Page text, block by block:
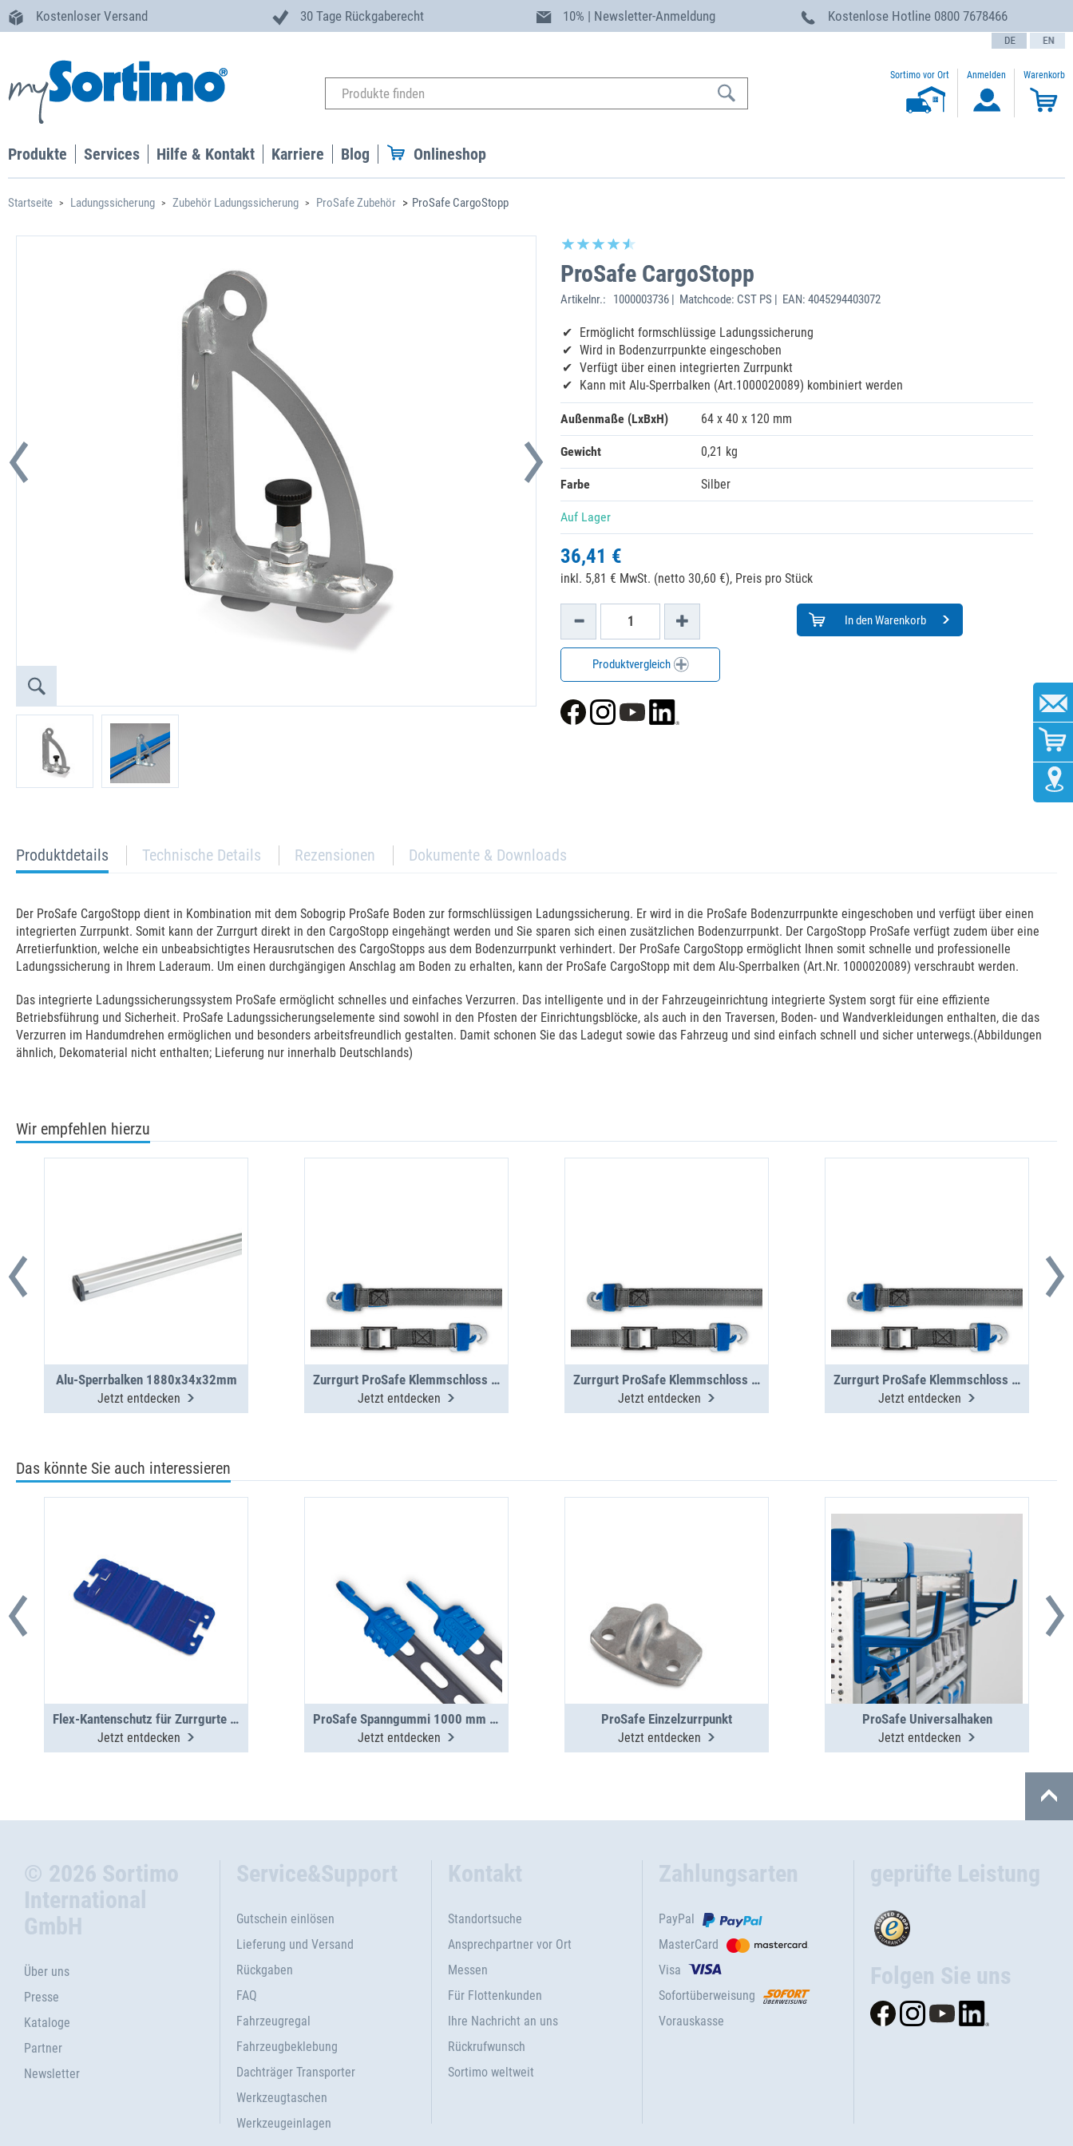
Kostenloser Versand 30 Tage Rückgaberecht 10% | Newsletter-Anmeldung Kostenlose Hotline 0800 7678466
text.language
Sortimo vor Ort Anmelden Warenkorb
Produkte Services Hilfe & Kontakt Karriere Blog Onlineshop
Startseite Ladungssicherung Zubehör Ladungssicherung ProSafe Zubehör ProSafe CargoStopp
ProSafe CargoStopp
Artikelnr.: 1000003736 | Matchcode: CST PS | EAN: 4045294403072
Ermöglicht formschlüssige Ladungssicherung
Wird in Bodenzurrpunkte eingeschoben
Verfügt über einen integrierten Zurrpunkt
Kann mit Alu-Sperrbalken (Art.1000020089) kombiniert werden
Außenmaße (LxBxH) 64 x 40 x 120 mm
Gewicht 0,21 kg
Farbe Silber
Auf Lager
36,41 €
inkl. 5,81 € MwSt. (netto 30,60 €), Preis pro Stück
In den Warenkorb
Produktvergleich
current
tab:
Produktdetails Technische Details Rezensionen Dokumente & Downloads
Der ProSafe CargoStopp dient in Kombination mit dem Sobogrip ProSafe Boden zur formschlüssigen Ladungssicherung. Er wird in die ProSafe Bodenzurrpunkte eingeschoben und verfügt über einen
integrierten Zurrpunkt. Somit kann der Zurrgurt direkt in den CargoStopp eingehängt werden und Sie sparen sich einen zusätzlichen Bodenzurrpunkt. Der CargoStopp ProSafe verfügt zudem über eine
Arretierfunktion, welche ein unbeabsichtigtes Herausrutschen des CargoStopps aus dem Bodenzurrpunkt verhindert. Der ProSafe CargoStopp ermöglicht Ihnen somit schnelle und professionelle
Ladungssicherung in Ihrem Laderaum. Um einen durchgängigen Anschlag am Boden zu erhalten, kann der ProSafe CargoStopp mit dem Alu-Sperrbalken (Art.Nr. 1000020089) verschraubt werden.
Das integrierte Ladungssicherungssystem ProSafe ermöglicht schnelles und einfaches Verzurren. Das intelligente und in der Fahrzeugeinrichtung integrierte System sorgt für eine effiziente
Betriebsführung und Sicherheit. ProSafe Ladungssicherungselemente sind sowohl in den Pfosten der Einrichtungsblöcke, als auch in den Traversen, Boden- und Wandverkleidungen enthalten, die das
Verzurren im Handumdrehen ermöglichen und besonders arbeitsfreundlich gestalten. Damit schonen Sie das Ladegut sowie das Fahrzeug und sind einfach schnell und sicher unterwegs.(Abbildungen
ähnlich, Dekomaterial nicht enthalten; Lieferung nur innerhalb Deutschlands)
Wir empfehlen hierzu
Alu-Sperrbalken 1880x34x32mm
Jetzt entdecken
Zurrgurt ProSafe Klemmschloss 3m, 250daN
Jetzt entdecken
Zurrgurt ProSafe Klemmschloss 6m, 250daN
Jetzt entdecken
Zurrgurt ProSafe Klemmschloss 1,4m, 250daN
Jetzt entdecken
Das könnte Sie auch interessieren
Flex-Kantenschutz für Zurrgurte VPE4
Jetzt entdecken
ProSafe Spanngummi 1000 mm inkl. 2 Haken
Jetzt entdecken
ProSafe Einzelzurrpunkt
Jetzt entdecken
ProSafe Universalhaken
Jetzt entdecken
© 2026 Sortimo
International
GmbH
Über uns
Presse
Kataloge
Partner
Newsletter
Service&Support
Gutschein einlösen
Lieferung und Versand
Rückgaben
FAQ
Fahrzeugregal
Fahrzeugbeklebung
Dachträger Transporter
Werkzeugtaschen
Werkzeugeinlagen
Kontakt
Standortsuche
Ansprechpartner vor Ort
Messen
Für Flottenkunden
Ihre Nachricht an uns
Rückrufwunsch
Sortimo weltweit
Zahlungsarten
PayPal
MasterCard
Visa
Sofortüberweisung
Vorauskasse
geprüfte Leistung
Folgen Sie uns